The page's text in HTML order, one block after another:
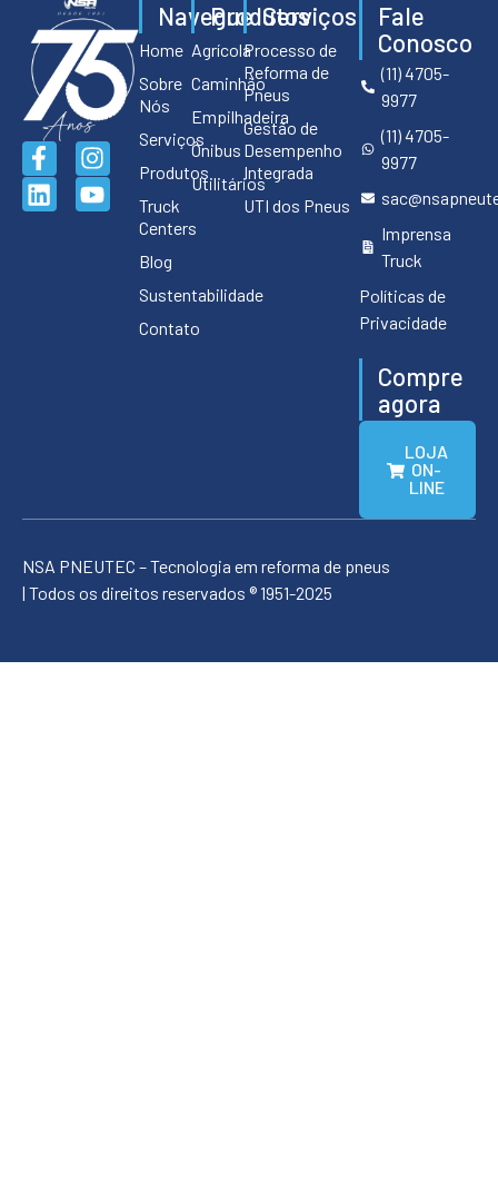
Navegue
Home
Sobre
Nós
Serviços
Produtos
Truck
Centers
Blog
Sustentabilidade
Contato
Produtos
Agrícola
Caminhão
Empilhadeira
Ônibus
Utilitários
Serviços
Processo de
Reforma de
Pneus
Gestão de
Desempenho
Integrada
UTI dos Pneus
Fale
Conosco
(11) 4705-
9977
(11) 4705-
9977
Imprensa
Truck
Políticas de
Privacidade
Compre
agora
LOJA
ON-
LINE
NSA PNEUTEC – Tecnologia em reforma de pneus
| Todos os direitos reservados ® 1951-2025